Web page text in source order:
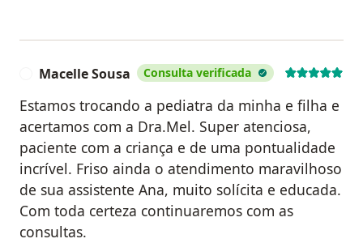
Macelle Sousa Consulta verificada
Estamos trocando a pediatra da minha e filha e
acertamos com a Dra.Mel. Super atenciosa,
paciente com a criança e de uma pontualidade
incrível. Friso ainda o atendimento maravilhoso
de sua assistente Ana, muito solícita e educada.
Com toda certeza continuaremos com as
consultas.